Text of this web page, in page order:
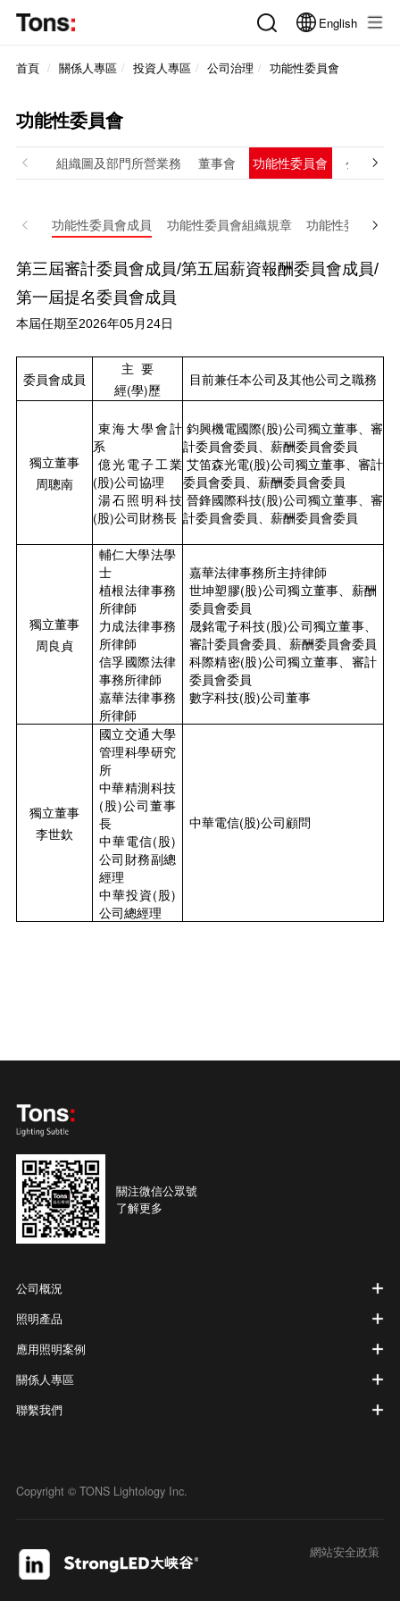
English
首頁 關係人專區 投資人專區 公司治理 功能性委員會
功能性委員會
組織圖及部門所營業務 董事會 功能性委員會 公司主要
功能性委員會成員 功能性委員會組織規章 功能性委員會之
第三屆審計委員會成員/第五屆薪資報酬委員會成員/
第一屆提名委員會成員
本屆任期至2026年05月24日
委員會成員
主 要
經(學)歷
目前兼任本公司及其他公司之職務
獨立董事
周聰南
東海大學會計
系
億光電子工業
(股)公司協理
湯石照明科技
(股)公司財務長
鈞興機電國際(股)公司獨立董事、審
計委員會委員、薪酬委員會委員
艾笛森光電(股)公司獨立董事、審計
委員會委員、薪酬委員會委員
晉鋒國際科技(股)公司獨立董事、審
計委員會委員、薪酬委員會委員
獨立董事
周良貞
輔仁大學法學
士
植根法律事務
所律師
力成法律事務
所律師
信孚國際法律
事務所律師
嘉華法律事務
所律師
嘉華法律事務所主持律師
世坤塑膠(股)公司獨立董事、薪酬
委員會委員
晟銘電子科技(股)公司獨立董事、
審計委員會委員、薪酬委員會委員
科際精密(股)公司獨立董事、審計
委員會委員
數字科技(股)公司董事
獨立董事
李世欽
國立交通大學
管理科學研究
所
中華精測科技
(股)公司董事
長
中華電信(股)
公司財務副總
經理
中華投資(股)
公司總經理
中華電信(股)公司顧問
關注微信公眾號
了解更多
公司概況
照明產品
應用照明案例
關係人專區
聯繫我們
Copyright © TONS Lightology Inc.
網站安全政策